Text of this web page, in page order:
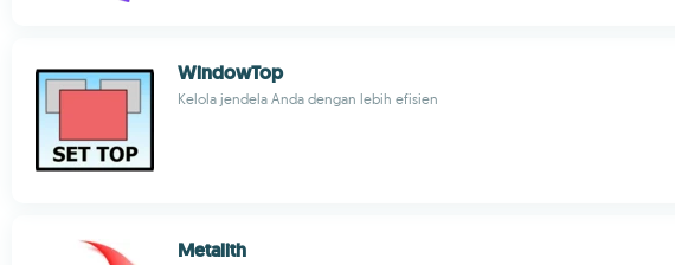
WindowTop
Kelola jendela Anda dengan lebih efisien
Metalith